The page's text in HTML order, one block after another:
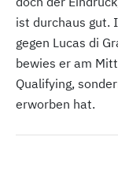
ist durchaus gut.
gegen Lucas di
bewies er am
Qualifying,
erworben hat.